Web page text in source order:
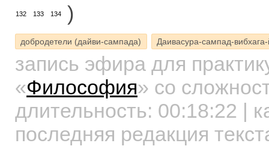
132 133 134 )
добродетели (дайви-сампада) Даивасура-сампад-вибхага-
запись эфира для
«Философия» со
длительность: 00:18:22 |
последняя редакция